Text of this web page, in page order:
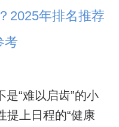
2025年排名推荐
考
“难以启齿”的小
提上日程的“健康